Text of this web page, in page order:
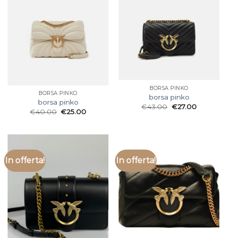
BORSA PINKO
borsa pinko
€40.00 €25.00
BORSA PINKO
borsa pinko
€43.00 €27.00
In offerta! In offerta!